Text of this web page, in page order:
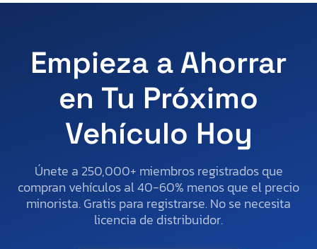
Empieza a Ahorrar
en Tu Próximo
Vehículo Hoy
Únete a 250,000+ miembros registrados que
compran vehículos al 40-60% menos que el precio
minorista. Gratis para registrarse. No se necesita
licencia de distribuidor.